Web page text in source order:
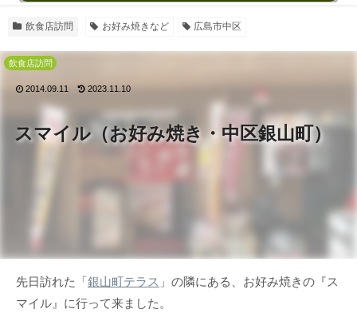
飲食店訪問 お好み焼きなど 広島市中区
スマイル（お好み焼き・中区銀山町）
飲食店訪問
2014.09.11 2023.11.10
先日訪れた「銀山町テラス 」の隣にある、お好み焼きの『ス
マイル』に行って来ました。